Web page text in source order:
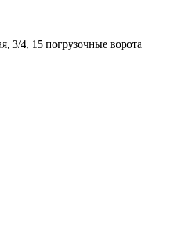
3/4, 15 погрузочные ворота